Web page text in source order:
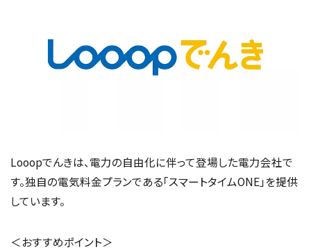
Looopでんきは、電力の自由化に伴って登場した電力会社で
す。独自の電気料金プランである「スマートタイムONE」を提供
しています。
＜おすすめポイント＞